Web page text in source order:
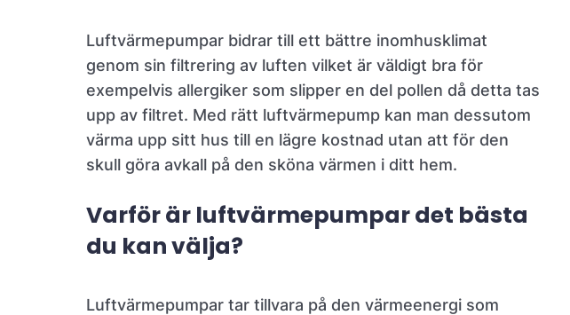
Luftvärmepumpar bidrar till ett bättre inomhusklimat
genom sin filtrering av luften vilket är väldigt bra för
exempelvis allergiker som slipper en del pollen då detta tas
upp av filtret. Med rätt luftvärmepump kan man dessutom
värma upp sitt hus till en lägre kostnad utan att för den
skull göra avkall på den sköna värmen i ditt hem.
Varför är luftvärmepumpar det bästa
du kan välja?
Luftvärmepumpar tar tillvara på den värmeenergi som